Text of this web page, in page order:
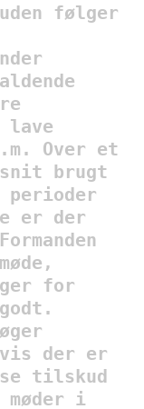
følger
lave
Over et
brugt
er der
for
der er
tilskud
møder i